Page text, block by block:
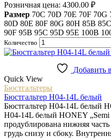
Розничная цена: 4300.00 ₽
Размер 70C 70D 70E 70F 70G
80D 80E 80F 80G 80H 85B 85C
90F 95B 95C 95D 95E 100B
Количество
Добавить
Quick View
Бюстгальтеры
Бюстгальтер H04-14L белый
Бюстгальтер H04-14L белый
H04-14L белый HONEY
продублирована нижняя
грудь снизу и сбоку.